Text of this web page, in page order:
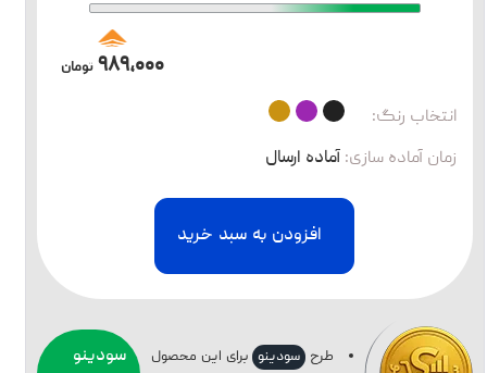
۹۸۹،۰۰۰ تومان
انتخاب رنگ:
زمان آماده سازی: آماده ارسال
افزودن به سبد خرید
طرح سودینو برای این محصول
سودینو